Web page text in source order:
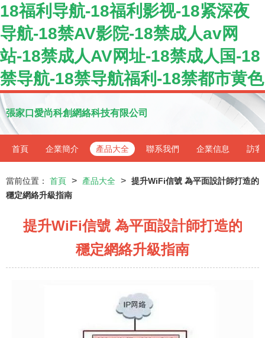
18福利导航-18福利影视-18紧深夜
导航-18禁AV影院-18禁成人av网
站-18禁成人AV网址-18禁成人国-18
禁导航-18禁导航福利-18禁都市黄色
張家口愛尚科創網絡科技有限公司
首頁 企業簡介 產品大全 聯系我們 企業信息 訪客
當前位置： 首頁 > 產品大全 > 提升WiFi信號 為平面設計師打造的
穩定網絡升級指南
提升WiFi信號 為平面設計師打造的
穩定網絡升級指南